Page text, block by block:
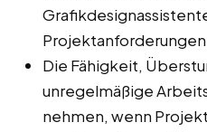
Die Fähigkeit,
unregelmäßige
nehmen, wenn